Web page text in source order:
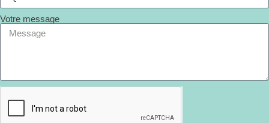
Votre message